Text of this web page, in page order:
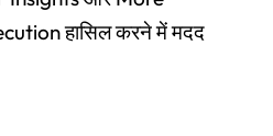
हासिल करने में मदद